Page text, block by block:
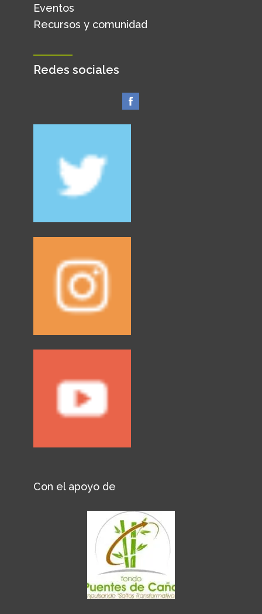
Eventos
Recursos y comunidad
Redes sociales
Con el apoyo de